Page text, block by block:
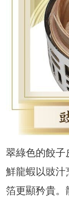
翠綠色的餃子
鮮龍蝦以豉汁
箔更顯矜貴。